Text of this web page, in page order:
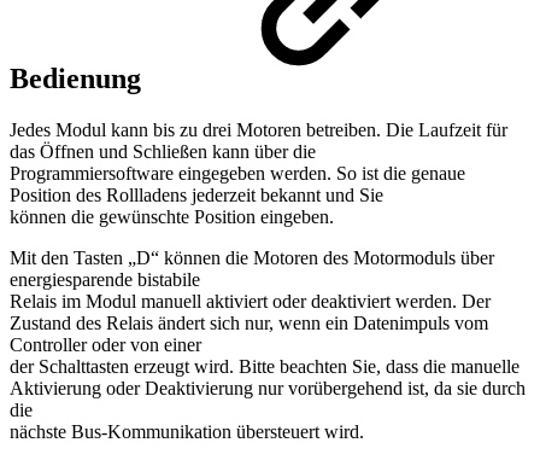
Bedienung
Jedes Modul kann bis zu drei Motoren betreiben. Die Laufzeit für
das Öffnen und Schließen kann über die
Programmiersoftware eingegeben werden. So ist die genaue
Position des Rollladens jederzeit bekannt und Sie
können die gewünschte Position eingeben.
Mit den Tasten „D“ können die Motoren des Motormoduls über
energiesparende bistabile
Relais im Modul manuell aktiviert oder deaktiviert werden. Der
Zustand des Relais ändert sich nur, wenn ein Datenimpuls vom
Controller oder von einer
der Schalttasten erzeugt wird. Bitte beachten Sie, dass die manuelle
Aktivierung oder Deaktivierung nur vorübergehend ist, da sie durch
die
nächste Bus-Kommunikation übersteuert wird.